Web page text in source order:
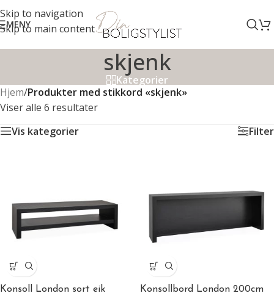
Skip to navigation
Skip to main content
MENY
skjenk
Kategorier
Hjem/Produkter med stikkord «skjenk»
Viser alle 6 resultater
Vis kategorier
Filter
Konsoll London sort eik Konsollbord London 200cm